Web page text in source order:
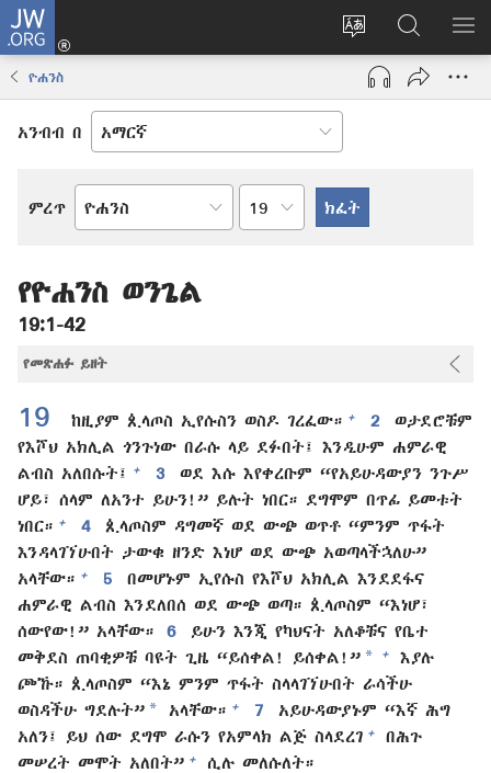
JW.ORG
የድረ
ገጹን
ቋንቋ
ግባ
(አዲስ
ዊንዶው
JW.ORG
ላይ
መፈለጊያ
ዮሐንስ
አንብብ በ
ምረጥ
የመጽሐፍ
መጽሐፍ
በምዕራፍ
የዮሐንስ ወንጌል
19:1-42
የመጽሐፉ ይዘት
19 ከዚያም ጲላጦስ ኢየሱስን ወስዶ ገረፈው። + 2
ወታደሮቹም
የእሾህ አክሊል ጎንጉነው በራሱ ላይ ደፉበት፤ እንዲሁም ሐምራዊ
ልብስ አለበሱት፤
+ 3
ወደ እሱ እየቀረቡም “የአይሁዳውያን ንጉሥ
ሆይ፣ ሰላም ለአንተ ይሁን!” ይሉት ነበር። ደግሞም በጥፊ ይመቱት
ነበር። + 4
ጲላጦስም ዳግመኛ ወደ ውጭ ወጥቶ “ምንም ጥፋት
እንዳላገኘሁበት ታውቁ ዘንድ እነሆ ወደ ውጭ አወጣላችኋለሁ”
አላቸው። + 5
በመሆኑም ኢየሱስ የእሾህ አክሊል እንደደፋና
ሐምራዊ ልብስ እንደለበሰ ወደ ውጭ ወጣ። ጲላጦስም “እነሆ፣
ሰውየው!” አላቸው።
6
ይሁን እንጂ የካህናት አለቆቹና የቤተ
መቅደስ ጠባቂዎቹ ባዩት ጊዜ “ይሰቀል! ይሰቀል!” * +
እያሉ
ጮኹ። ጲላጦስም “እኔ ምንም ጥፋት ስላላገኘሁበት ራሳችሁ
ወስዳችሁ ግደሉት” * አላቸው። + 7
አይሁዳውያኑም “እኛ ሕግ
አለን፤ ይህ ሰው ደግሞ ራሱን የአምላክ ልጅ ስላደረገ +
በሕጉ
መሠረት መሞት አለበት” +
ሲሉ መለሱለት።